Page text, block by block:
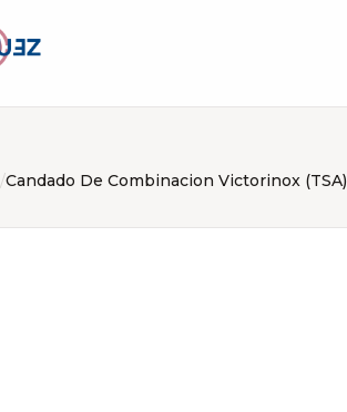
/Candado De Combinacion Victorinox (TSA)